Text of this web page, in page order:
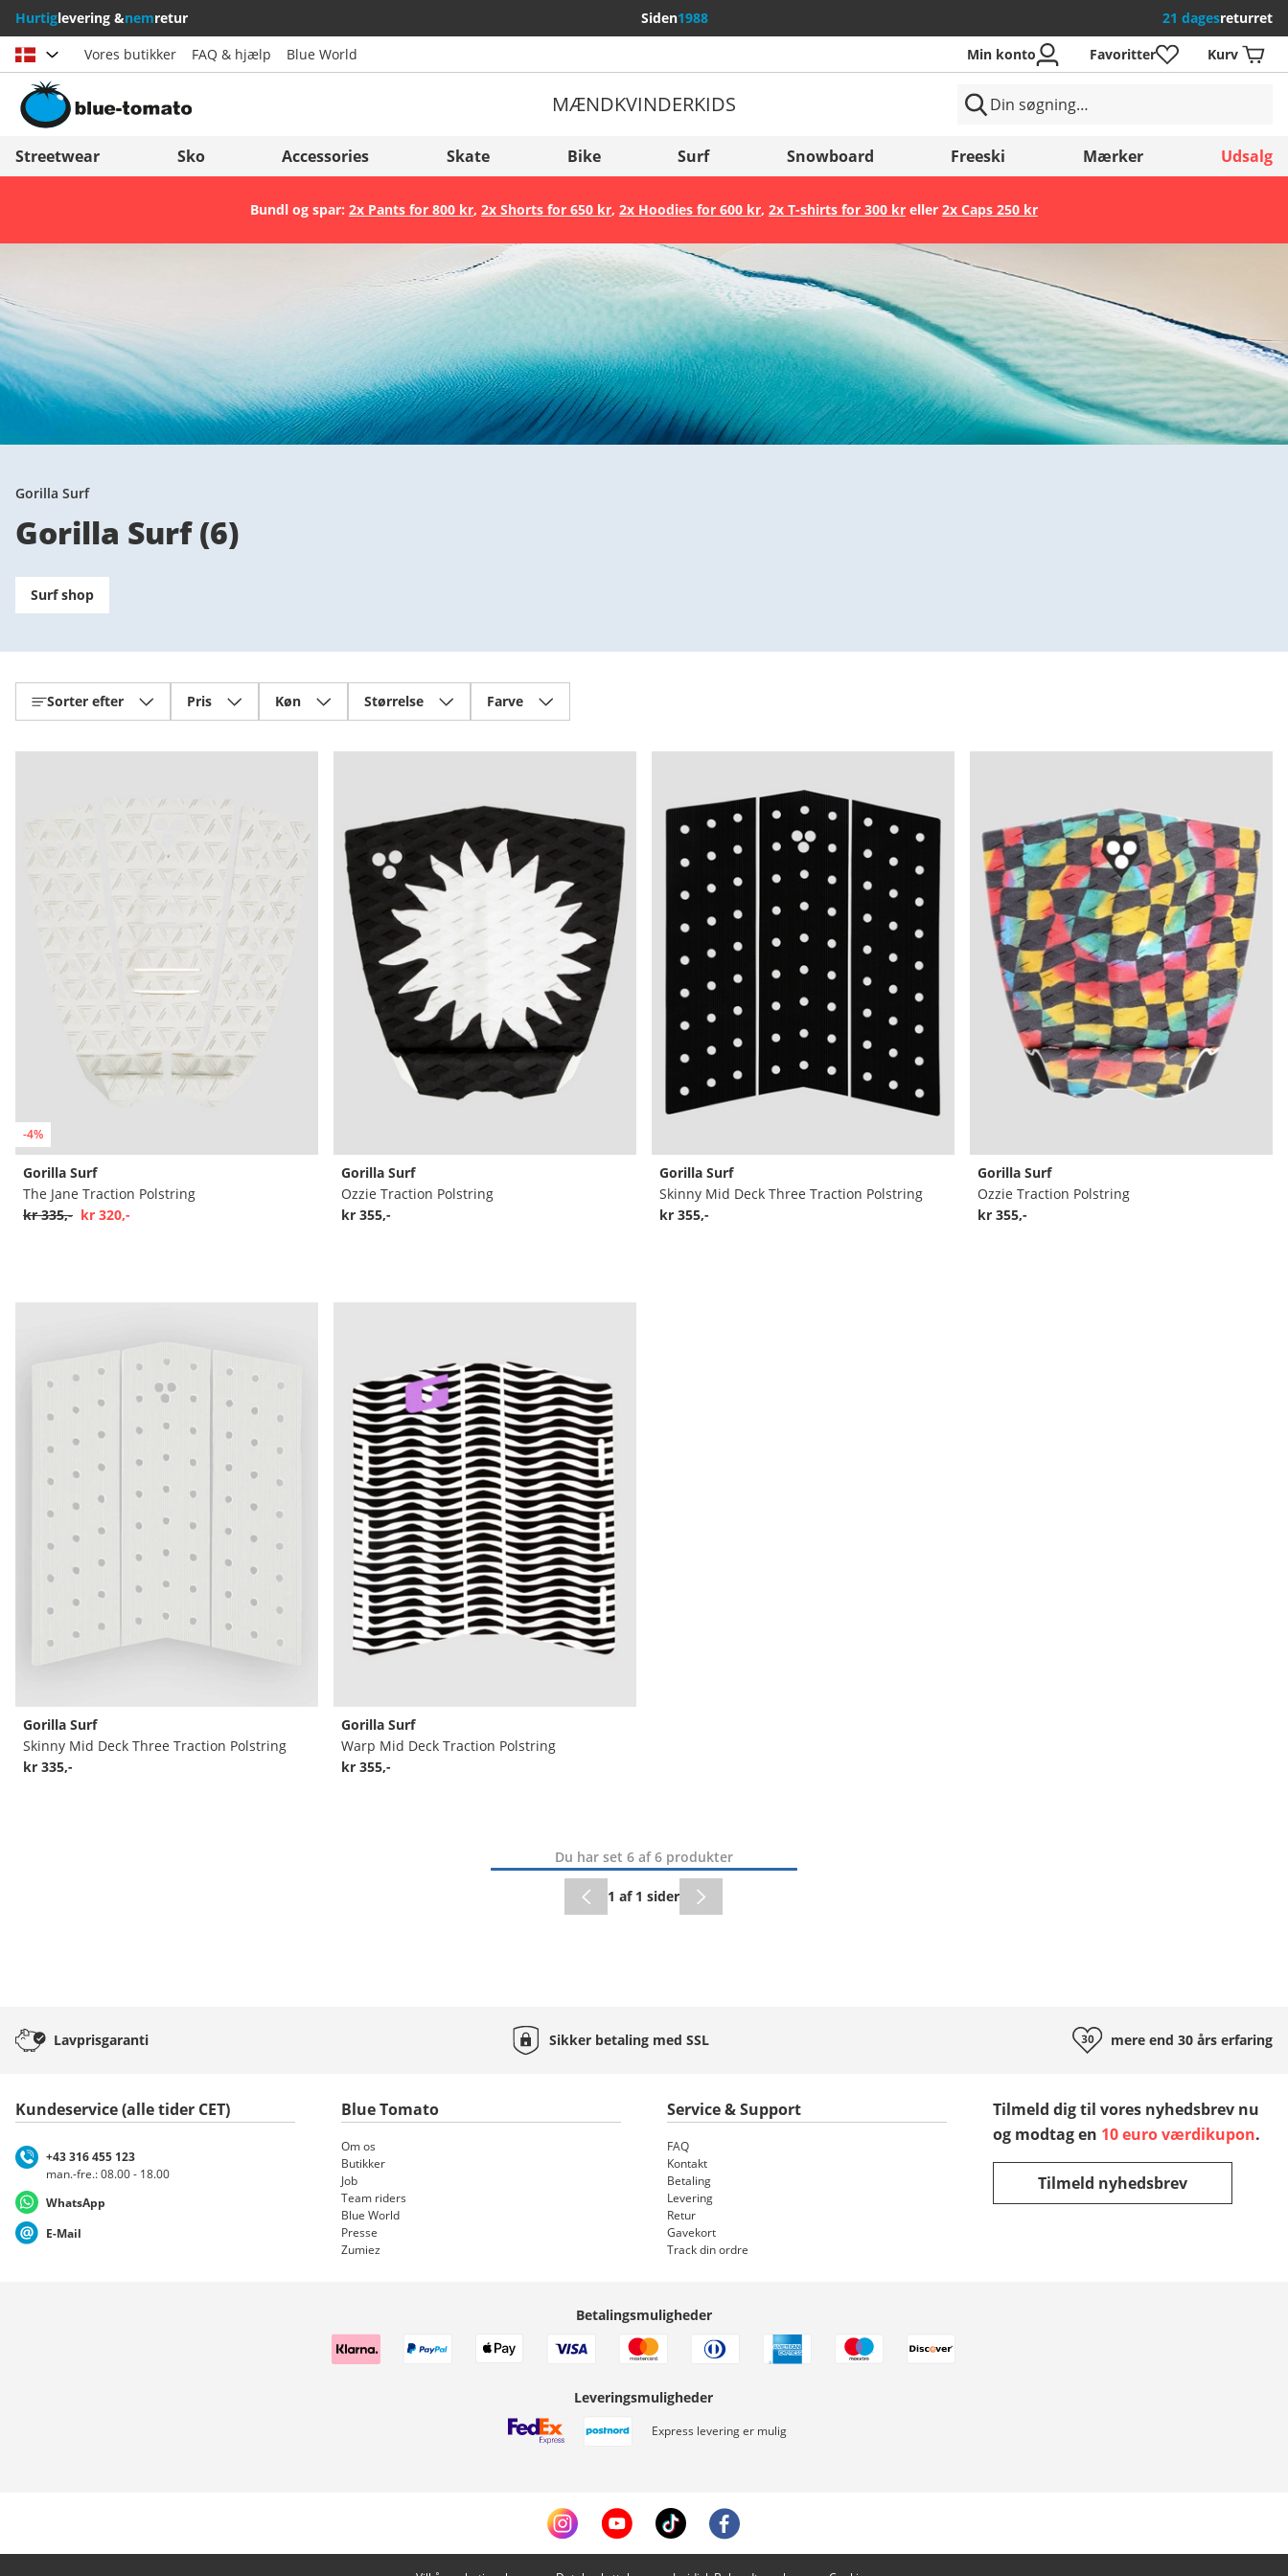
Hurtiglevering &nemretur Siden1988 21 dagesreturret
Vælg land
Österreich
France
Italia (Italiano)
Italien (Deutsch)
Slovenija
België (Nederlands)
Belgique (Français)
Danmark
Gem
Vores butikker FAQ & hjælp Blue World Min konto Favoritter Kurv
MÆNDKVINDERKIDS
Streetwear Sko Accessories Skate Bike Surf Snowboard Freeski Mærker Udsalg
Bundl og spar: 2x Pants for 800 kr, 2x Shorts for 650 kr, 2x Hoodies for 600 kr, 2x T-shirts for 300 kreller 2x Caps 250 kr
Gorilla Surf
Gorilla Surf(6)
Surf shop
Sorter efter Pris Køn Størrelse Farve
-4%
Gorilla Surf
The Jane Traction Polstring
kr 335,- kr 320,-
Gorilla Surf
Ozzie Traction Polstring
kr 355,-
Gorilla Surf
Skinny Mid Deck Three Traction Polstring
kr 355,-
Gorilla Surf
Ozzie Traction Polstring
kr 355,-
Gorilla Surf
Skinny Mid Deck Three Traction Polstring
kr 335,-
Gorilla Surf
Warp Mid Deck Traction Polstring
kr 355,-
Du har set 6 af 6 produkter
1 af 1 sider
Lavprisgaranti Sikker betaling medSSL mere end 30 års erfaring
Kundeservice (alle tider CET)
+43 316 455 123
man.-fre.: 08.00 - 18.00
WhatsApp
E-Mail
Blue Tomato
Om os
Butikker
Job
Team riders
Blue World
Presse
Zumiez
Service & Support
FAQ
Kontakt
Betaling
Levering
Retur
Gavekort
Track din ordre
Tilmeld dig til vores nyhedsbrev nu
og modtag en 10 euro værdikupon.
Tilmeld nyhedsbrev
Betalingsmuligheder
Leveringsmuligheder
Express levering er mulig